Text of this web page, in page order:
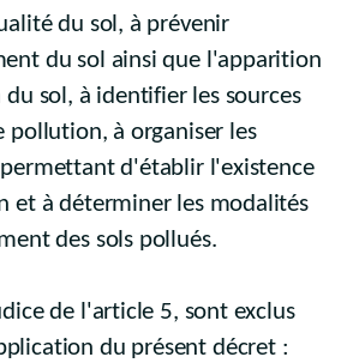
du sol, à prévenir
du sol ainsi que l'apparition
sol, à identifier les sources
pollution, à organiser les
d'établir l'existence
et à déterminer les modalités
des sols pollués.
de l'article 5, sont exclus
du présent décret :